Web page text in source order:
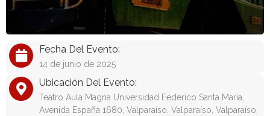
Fecha Del Evento:
14 de junio de 2025
Ubicación Del Evento:
Teatro Aula Magna Universidad Federico Santa María,
Avenida España 1680, Valparaíso, Valparaíso, Valparaíso,